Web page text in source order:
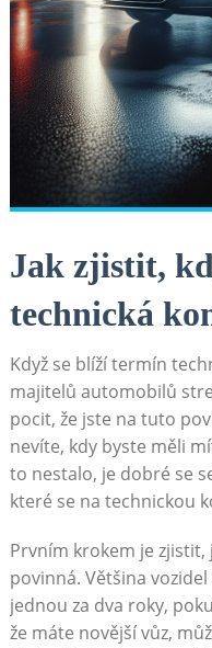
Jak zjistit,
technická
Když se blíží termín
majitelů automobilů
pocit, že jste na tuto
nevíte, kdy byste měli
to nestalo, je dobré se
které se na technickou
Prvním krokem je
povinná. Většina
jednou za dva roky,
že máte novější vůz,